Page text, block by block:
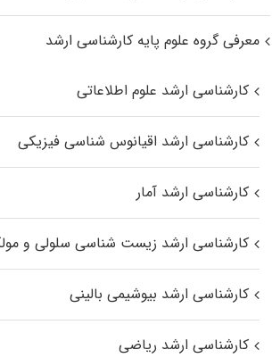
معرفی گروه علوم پایه کارشناسی ارشد
کارشناسی ارشد علوم اطلاعاتی
کارشناسی ارشد اقیانوس‌ شناسی فیزیکی
کارشناسی ارشد آمار
کارشناسی ارشد زیست شناسی سلولی و
کارشناسی ارشد بیوشیمی بالینی
کارشناسی ارشد ریاضی